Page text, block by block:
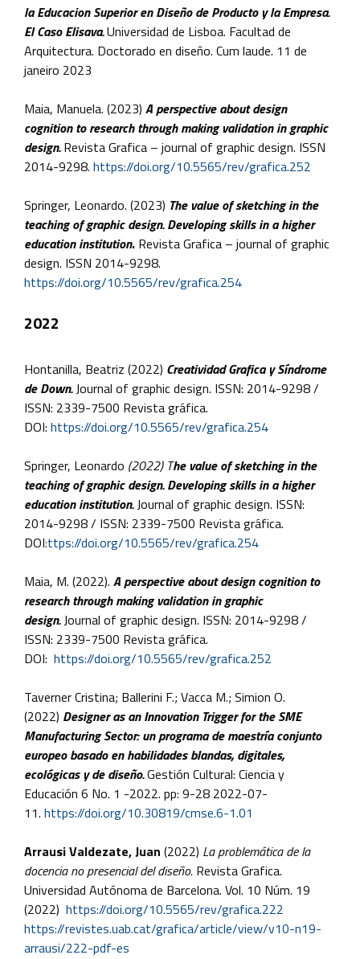
la Educacion Superior en Diseño de Producto y la Empresa.
El Caso Elisava.Universidad de Lisboa. Facultad de
Arquitectura. Doctorado en diseño. Cum laude. 11 de
janeiro 2023
Maia, Manuela. (2023) A perspective about design
cognition to research through making validation in graphic
design.Revista Grafica – journal of graphic design. ISSN
2014-9298. https://doi.org/10.5565/rev/grafica.252
Springer, Leonardo. (2023) The value of sketching in the
teaching of graphic design. Developing skills in a higher
education institution. Revista Grafica – journal of graphic
design. ISSN 2014-9298.
https://doi.org/10.5565/rev/grafica.254
2022
Hontanilla, Beatriz (2022) Creatividad Grafica y Síndrome
de Down.Journal of graphic design. ISSN: 2014-9298 /
ISSN: 2339-7500 Revista gráfica.
DOI: https://doi.org/10.5565/rev/grafica.254
Springer, Leonardo (2022) The value of sketching in the
teaching of graphic design. Developing skills in a higher
education institution.Journal of graphic design. ISSN:
2014-9298 / ISSN: 2339-7500 Revista gráfica.
DOI:ttps://doi.org/10.5565/rev/grafica.254
Maia, M. (2022). A perspective about design cognition to
research through making validation in graphic
design.Journal of graphic design. ISSN: 2014-9298 /
ISSN: 2339-7500 Revista gráfica.
DOI: https://doi.org/10.5565/rev/grafica.252
Taverner Cristina; Ballerini F.; Vacca M.; Simion O.
(2022) Designer as an Innovation Trigger for the SME
Manufacturing Sector: un programa de maestría conjunto
europeo basado en habilidades blandas, digitales,
ecológicas y de diseño.Gestión Cultural: Ciencia y
Educación 6 No. 1 -2022. pp: 9-28 2022-07-
11. https://doi.org/10.30819/cmse.6-1.01
Arrausi Valdezate, Juan (2022) La problemática de la
docencia no presencial del diseño. Revista Grafica.
Universidad Autónoma de Barcelona. Vol. 10 Núm. 19
(2022) https://doi.org/10.5565/rev/grafica.222
https://revistes.uab.cat/grafica/article/view/v10-n19-
arrausi/222-pdf-es